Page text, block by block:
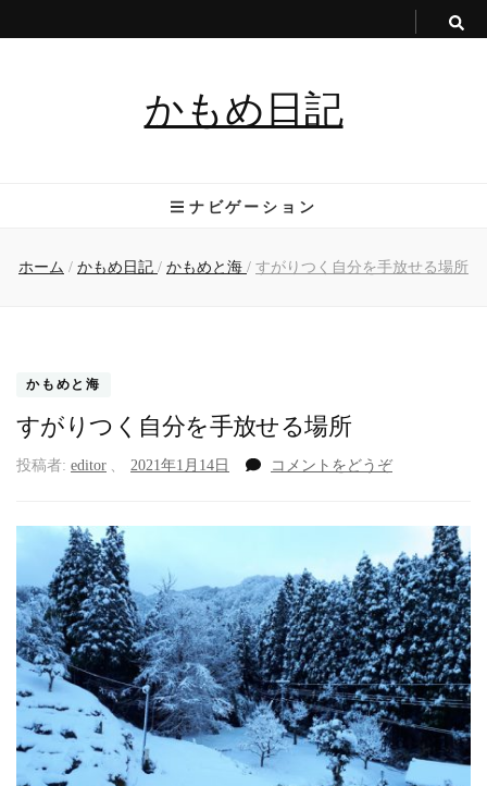
かもめ日記
ナビゲーション
ホーム / かもめ日記 / かもめと海 / すがりつく自分を手放せる場所
かもめと海
すがりつく自分を手放せる場所
投稿者: editor 、 2021年1月14日 コメントをどうぞ(す
く
自
分
を
手
放
せ
る
場
所)